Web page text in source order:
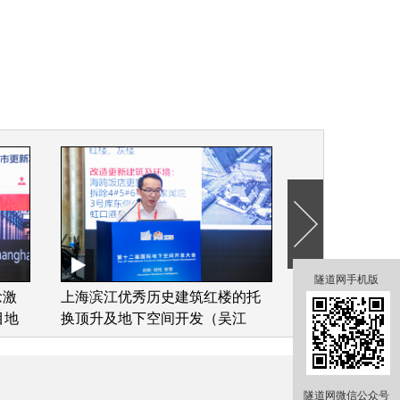
地
上海滨江优秀历史建筑红楼的托
换顶升及地下空间开发（吴江
斌）
中空层物理防
量（邹新建）
隧道网手机版
隧道网微信公众号